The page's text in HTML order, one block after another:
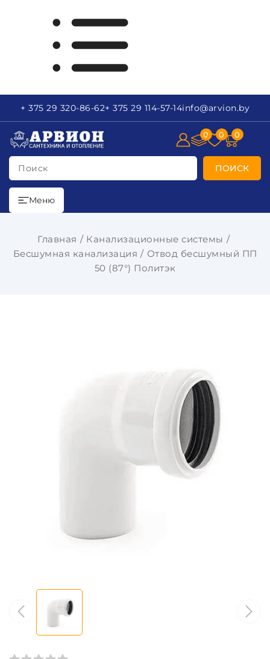
+ 375 29 320-86-62+ 375 29 114-57-14info@arvion.by
Поиск ПОИСК
0 0 0
Меню
Главная
Канализационные системы
Бесшумная канализация
Отвод бесшумный ПП
50 (87°) Политэк